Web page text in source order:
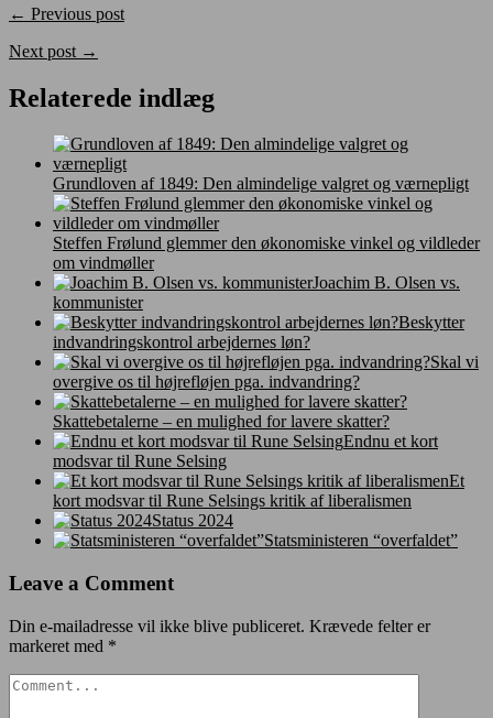
← Previous post
Next post →
Relaterede indlæg
Grundloven af 1849: Den almindelige valgret og værnepligt
Steffen Frølund glemmer den økonomiske vinkel og vildleder
om vindmøller
Joachim B. Olsen vs.
kommunister
Beskytter
indvandringskontrol arbejdernes løn?
Skal vi
overgive os til højrefløjen pga. indvandring?
Skattebetalerne – en mulighed for lavere skatter?
Endnu et kort
modsvar til Rune Selsing
Et
kort modsvar til Rune Selsings kritik af liberalismen
Status 2024
Statsministeren “overfaldet”
Leave a Comment
Din e-mailadresse vil ikke blive publiceret. Krævede felter er
markeret med *